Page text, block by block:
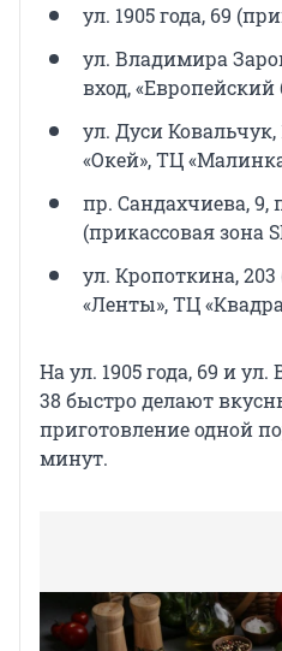
ул. 1905 года, 69
ул. Владимира
вход, «Европейский
ул. Дуси Ковальчук,
«Окей», ТЦ
пр. Сандахчиева, 9,
(прикассовая зона
ул. Кропоткина,
«Ленты», ТЦ
На ул. 1905 года, 69 и
38 быстро делают
приготовление одной
минут.